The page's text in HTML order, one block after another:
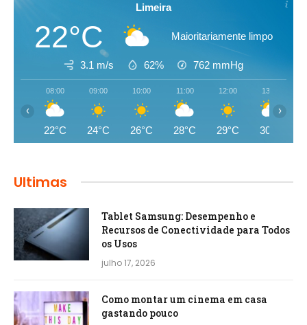
Limeira
22°C Maioritariamente limpo
3.1 m/s 62% 762 mmHg
08:00
22°C
09:00
24°C
10:00
26°C
11:00
28°C
12:00
29°C
13:00
30°C
‹ ›
Ultimas
Tablet Samsung: Desempenho e
Recursos de Conectividade para Todos
os Usos
julho 17, 2026
Como montar um cinema em casa
gastando pouco